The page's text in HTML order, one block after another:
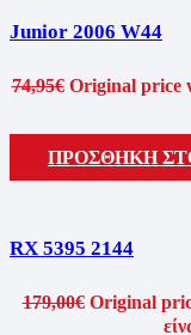
Junior 2006 W44
74,95€ Original price
ΠΡΟΣΘΗΚΗ
RX 5395 2144
179,00€ Original